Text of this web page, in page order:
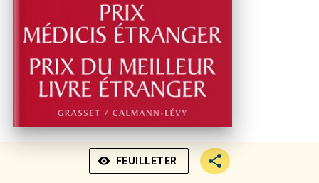
visibility FEUILLETER